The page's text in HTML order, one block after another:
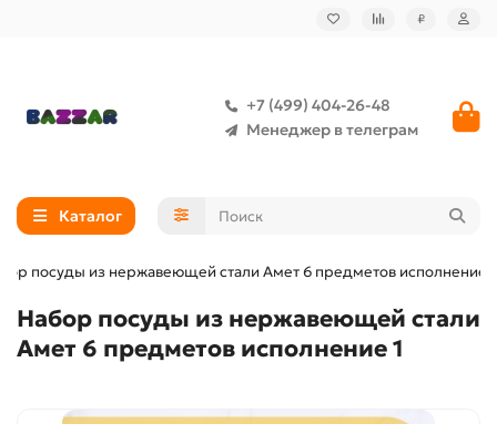
₽
+7 (499) 404-26-48
Менеджер в телеграм
Каталог
посуды из нержавеющей стали Амет 6 предметов исполнение 1
Набор посуды из нержавеющей стали
Амет 6 предметов исполнение 1